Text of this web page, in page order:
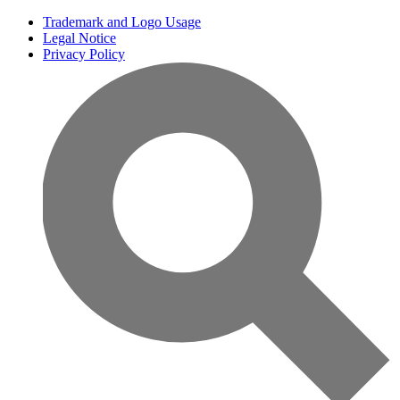
Trademark and Logo Usage
Legal Notice
Privacy Policy